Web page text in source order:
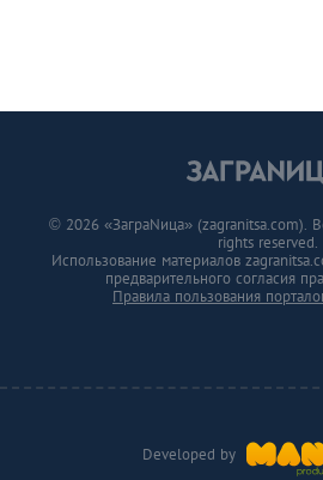
Developed by
© 2026 «ЗаграNица» (zagranitsa.com).
rights reserved.
Использование материалов
предварительного согласия
Правила пользования